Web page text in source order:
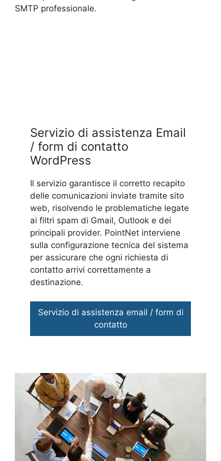
Servizio di assistenza Email
/ form di contatto
WordPress
Il servizio garantisce il corretto recapito
delle comunicazioni inviate tramite sito
web, risolvendo le problematiche legate
ai filtri spam di Gmail, Outlook e dei
principali provider. PointNet interviene
sulla configurazione tecnica del sistema
per assicurare che ogni richiesta di
contatto arrivi correttamente a
destinazione.
Servizio di assistenza email / form di
contatto